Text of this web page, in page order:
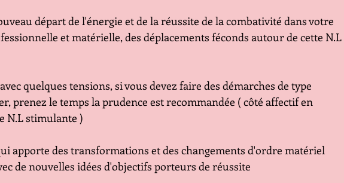
départ de l'énergie et de la réussite de la combativité dans votre
et matérielle, des déplacements féconds autour de cette N.L
quelques tensions, si vous devez faire des démarches de type
prenez le temps la prudence est recommandée ( côté affectif en
N.L stimulante )
apporte des transformations et des changements d'ordre matériel
de nouvelles idées d'objectifs porteurs de réussite